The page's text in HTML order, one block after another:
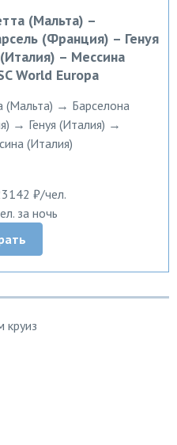
(Мальта) –
(Франция) – Генуя
– Мессина
World Europa
(Мальта) → Барселона
→ Генуя (Италия) →
(Италия)
₽/чел.
за ночь
круиз